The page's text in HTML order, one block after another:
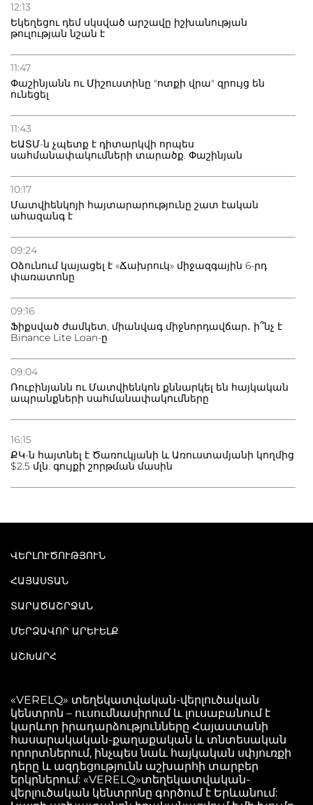
12:13
Եկեղեցու դեմ սկսված արշավը իշխանության
թուլության նշան է
11:47
Փաշինյանն ու Միշուստինը "ոտքի վրա" զրույց են
ունեցել
11:43
ԵԱՏՄ-ն չպետք է դիտարկվի որպես
սահմանափակումների տարածք. Փաշինյան
10:17
Մատվիենկոյի հայտարարությունը շատ էական
ահազանգ է
09:24
Օձունում կայացել է «Ճախրուկ» միջազգային 6-րդ
փառատոնը
09:16
Ֆիքսված ժամկետ, միանվագ միջնորդավճար․ ի՞նչ է
Binance Lite Loan-ը
09:04
Ռուբինյանն ու Մատվիենկոն քննարկել են հայկական
ապրանքների սահմանափակումները
16:15
ՔԿ-ն հայտնել է Ծառուկյանի և Առուստամյանի կողմից
$2.5 մլն. գույքի շորթման մասին
ՎԵՐԼՈՒԾՈՒԹՅՈՒՆ
ՀԱՅԱՍՏԱՆ
ՏԱՐԱԾԱՇՐՋԱՆ
ՄԵՐՁԱՎՈՐ ԱՐԵՒԵԼՔ
ԱՇԽԱՐՀ
«VERELQ» տեղեկատվական-վերլուծական
կենտրոն – ուսումնասիրում և լուսաբանում է
կարևոր իրադարձությունները Հայաստանի
հասարակական-քաղաքական և տնտեսական
որորտներում, ինչպես նաև հայկական սփյուռքի
դերը և ազդեցությունն աշխարհի տարբեր
երկրներում: «VERELQ»տեղեկատվական-
վերլուծական կենտրոնը գործում է Երևանում: